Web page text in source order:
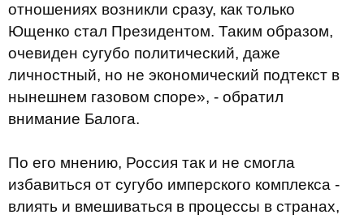
отношениях возникли сразу, как только
Ющенко стал Президентом. Таким образом,
очевиден сугубо политический, даже
личностный, но не экономический подтекст в
нынешнем газовом споре», - обратил
внимание Балога.
По его мнению, Россия так и не смогла
избавиться от сугубо имперского комплекса -
влиять и вмешиваться в процессы в странах,